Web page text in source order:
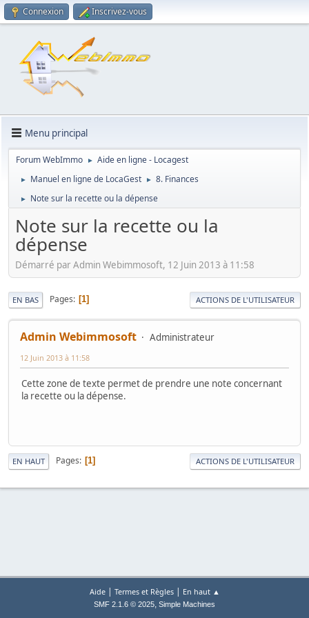
Connexion Inscrivez-vous
Menu principal
Forum WebImmo ► Aide en ligne - Locagest
► Manuel en ligne de LocaGest ► 8. Finances
► Note sur la recette ou la dépense
Note sur la recette ou la
dépense
Démarré par Admin Webimmosoft, 12 Juin 2013 à 11:58
EN BAS Pages 1 ACTIONS DE L'UTILISATEUR
Admin Webimmosoft Administrateur
12 Juin 2013 à 11:58
Cette zone de texte permet de prendre une note concernant
la recette ou la dépense.
EN HAUT Pages 1 ACTIONS DE L'UTILISATEUR
Aide| Termes et Règles| En haut ▲
SMF 2.1.6 © 2025, Simple Machines